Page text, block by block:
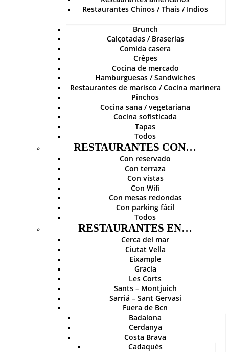
Restaurantes Chinos / Thais / Indios
Brunch
Calçotadas / Braserías
Comida casera
Crêpes
Cocina de mercado
Hamburguesas / Sandwiches
Restaurantes de marisco / Cocina marinera
Pinchos
Cocina sana / vegetariana
Cocina sofisticada
Tapas
Todos
RESTAURANTES CON…
Con reservado
Con terraza
Con vistas
Con Wifi
Con mesas redondas
Con parking fácil
Todos
RESTAURANTES EN…
Cerca del mar
Ciutat Vella
Eixample
Gracia
Les Corts
Sants – Montjuich
Sarriá – Sant Gervasi
Fuera de Bcn
Badalona
Cerdanya
Costa Brava
Cadaquès